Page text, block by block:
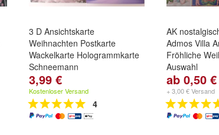
3 D Ansichtskarte
Weihnachten Postkarte
Wackelkarte Hologrammkarte
Schneemann
Motiv: Schneemann
Weihnachtsmänner
Festtageundweitere ...
3,99 €
Kostenloser Versand
4
AK
Admos Villa
Fröhliche
Auswahl
Motiv und
17er,VK1383
11erund
ab 0,50 €
+ 3,00 € Versand